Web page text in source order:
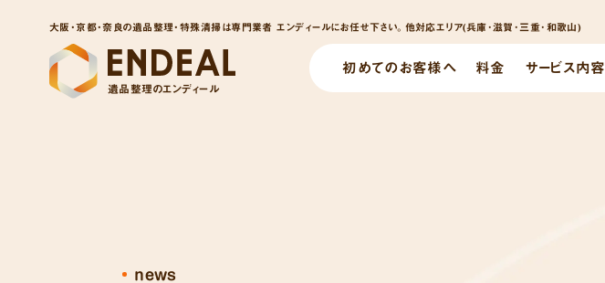
大阪・京都・奈良の遺品整理・特殊清掃は専門業者 エンディールにお任せ下さい。他対応エリア(兵庫･滋賀･三重･和歌山)
遺品整理のエンディール
初めてのお客様へ 料金 サービス内容
news